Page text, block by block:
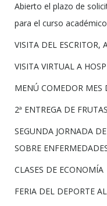
Abierto el plazo de
para el curso
VISITA DEL ESCRITOR,
VISITA VIRTUAL A
MENÚ COMEDOR MES
2ª ENTREGA DE FRUTAS
SEGUNDA JORNADA
SOBRE
CLASES DE ECONOMÍA
FERIA DEL DEPORTE